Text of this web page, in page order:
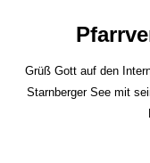
Grüß Gott auf den
Starnberger See mit